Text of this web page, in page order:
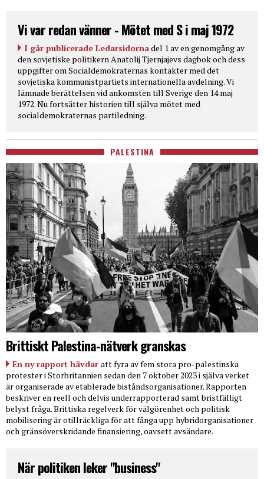
Vi var redan vänner - Mötet med S i maj 1972
I går publicerade Ledarsidornadel 1 av en genomgång av
den sovjetiske politikern Anatolij Tjernjajevs dagbok och dess
uppgifter om Socialdemokraternas kontakter med det
sovjetiska kommunistpartiets internationella avdelning. Vi
lämnade berättelsen vid ankomsten till Sverige den 14 maj
1972. Nu fortsätter historien till själva mötet med
socialdemokraternas partiledning.
PALESTINA
Brittiskt Palestina-nätverk granskas
En ny rapport hävdar att fyra av fem stora pro-palestinska
protester i Storbritannien sedan den 7 oktober 2023 i själva verket
är organiserade av etablerade biståndsorganisationer. Rapporten
beskriver en reell och delvis underrapporterad samt bristfälligt
belyst fråga. Brittiska regelverk för välgörenhet och politisk
mobilisering är otillräckliga för att fånga upp hybridorganisationer
och gränsöverskridande finansiering, oavsett avsändare.
När politiken leker "business"